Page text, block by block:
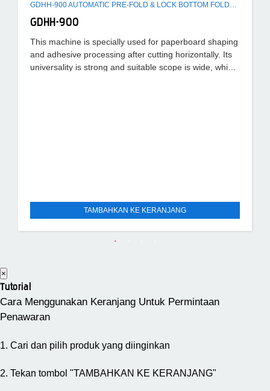
GDHH-900 AUTOMATIC PRE-FOLD & LOCK BOTTOM FOLDER GLUER MACHINE
GDHH-900
This machine is specially used for paperboard shaping
and adhesive processing after cutting horizontally. Its
universality is strong and suitable scope is wide, which
TAMBAHKAN KE KERANJANG
×
Tutorial
Cara Menggunakan Keranjang Untuk Permintaan
Penawaran
1. Cari dan pilih produk yang diinginkan
2. Tekan tombol "TAMBAHKAN KE KERANJANG"